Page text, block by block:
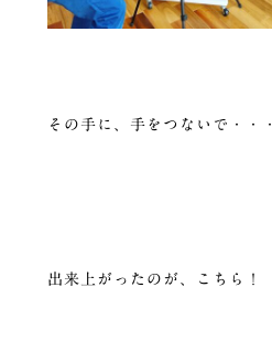
その手に、手をつないで・・・
出来上がったのが、こちら！